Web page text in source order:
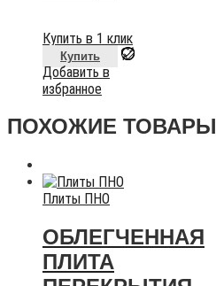
Купить в 1 клик
Купить
Добавить в
избранное
ПОХОЖИЕ ТОВАРЫ
Плиты ПНО
ОБЛЕГЧЕННАЯ
ПЛИТА